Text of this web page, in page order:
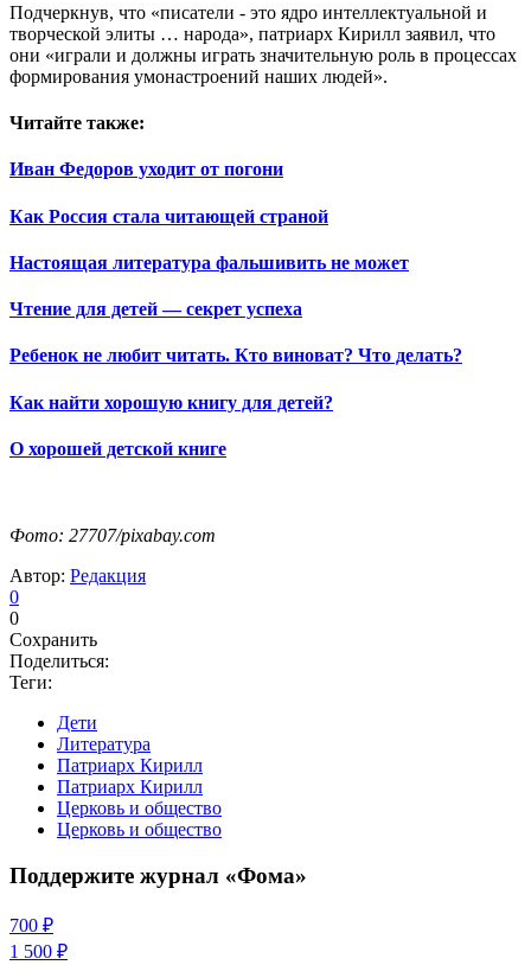
Подчеркнув, что «писатели - это ядро интеллектуальной и
творческой элиты … народа», патриарх Кирилл заявил, что
они «играли и должны играть значительную роль в процессах
формирования умонастроений наших людей».
Читайте также:
Иван Федоров уходит от погони
Как Россия стала читающей страной
Настоящая литература фальшивить не может
Чтение для детей — секрет успеха
Ребенок не любит читать. Кто виноват? Что делать?
Как найти хорошую книгу для детей?
О хорошей детской книге
Фото: 27707/pixabay.com
Автор: Редакция
0
0
Сохранить
Поделиться:
Теги:
Дети
Литература
Патриарх Кирилл
Патриарх Кирилл
Церковь и общество
Церковь и общество
Поддержите журнал «Фома»
700 ₽
1 500 ₽